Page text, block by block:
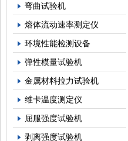
弯曲试验机
熔体流动速率测定仪
环境性能检测设备
弹性模量试验机
金属材料拉力试验机
维卡温度测定仪
屈服强度试验机
剥离强度试验机